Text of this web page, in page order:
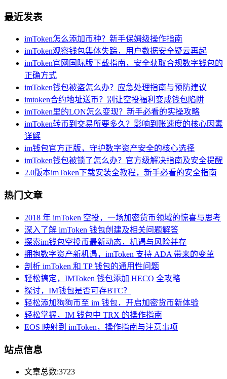
最近发表
imToken怎么添加币种？新手保姆级操作指南
imToken观察钱包集体失踪，用户数据安全疑云再起
imToken官网国际版下载指南，安全获取合规数字钱包的
正确方式
imToken钱包被盗怎么办？应急处理指南与预防建议
imtoken合约地址送币？别让空投福利变成钱包陷阱
imToken里的LON怎么变现？新手必看的实操攻略
imToken转币到交易所要多久？影响到账速度的核心因素
详解
im钱包官方正版，守护数字资产安全的核心选择
imToken钱包被锁了怎么办？官方级解决指南及安全提醒
2.0版本imToken下载安装全教程，新手必看的安全指南
热门文章
2018 年 imToken 空投，一场加密货币领域的惊喜与思考
深入了解 imToken 钱包创建及相关问题解答
探索im钱包空投币最新动态，机遇与风险并存
拥抱数字资产新机遇，imToken 支持 ADA 带来的变革
剖析 imToken 和 TP 钱包的通用性问题
轻松搞定，IMToken 钱包添加 HECO 全攻略
探讨，IM钱包是否可存BTC？
轻松添加狗狗币至 im 钱包，开启加密货币新体验
轻松掌握，IM 钱包中 TRX 的操作指南
EOS 映射到 imToken，操作指南与注意事项
站点信息
文章总数:3723